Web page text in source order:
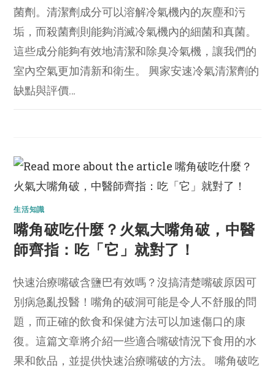
菌劑。清潔劑成分可以溶解冷氣機內的灰塵和污
垢，而殺菌劑則能夠消滅冷氣機內的細菌和真菌。
這些成分能夠有效地清潔和除臭冷氣機，讓我們的
室內空氣更加清新和衛生。 興家安速冷氣清潔劑的
缺點與評價…
生活知識
嘴角破吃什麼？火氣大嘴角破，中醫
師齊指：吃「它」就對了！
快速治療嘴破含鹽巴有效嗎？沒搞清楚嘴破原因可
別病急亂投醫！嘴角的破洞可能是令人不舒服的問
題，而正確的飲食和保健方法可以加速傷口的康
復。這篇文章將介紹一些適合嘴破情況下食用的水
果和飲品，並提供快速治療嘴破的方法。 嘴角破吃